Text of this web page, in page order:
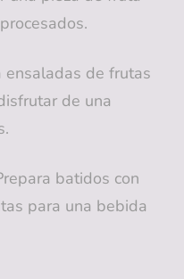
ensaladas de frutas
de una
batidos con
para una bebida